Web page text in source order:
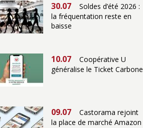
30.07
Soldes d’été 2026 :
la fréquentation reste en
baisse
10.07
Coopérative U
généralise le Ticket Carbone
09.07
Castorama rejoint
la place de marché Amazon